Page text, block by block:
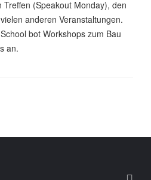
(Speakout Monday), den
anderen Veranstaltungen.
bot Workshops zum Bau
an.